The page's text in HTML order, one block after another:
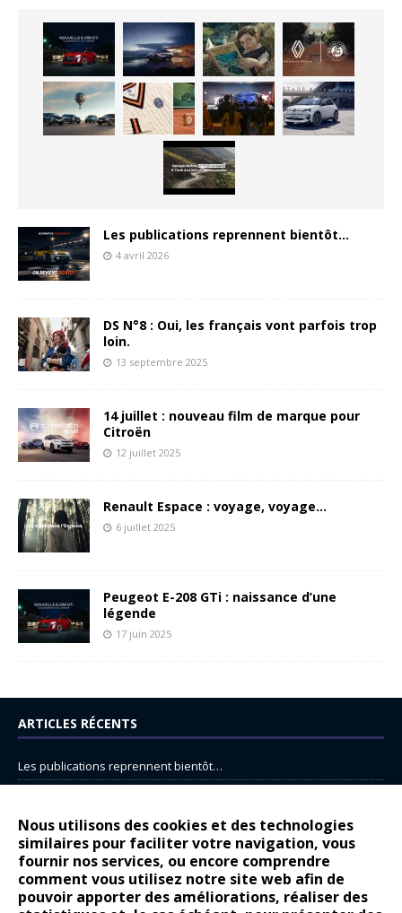
Nous utilisons des cookies et des technologies
similaires pour faciliter votre navigation, vous
fournir nos services, ou encore comprendre
comment vous utilisez notre site web afin de
pouvoir apporter des améliorations, réaliser des
Les publications reprennent bientôt…
4 avril 2026
DS N°8 : Oui, les français vont parfois trop
loin.
13 septembre 2025
14 juillet : nouveau film de marque pour
Citroën
12 juillet 2025
Renault Espace : voyage, voyage…
6 juillet 2025
Peugeot E-208 GTi : naissance d’une
légende
17 juin 2025
ARTICLES RÉCENTS
Les publications reprennent bientôt…
14 juillet : nouveau film de marque pour Citroën
Renault Espace : voyage, voyage…
Peugeot E-208 GTi : naissance d’une légende